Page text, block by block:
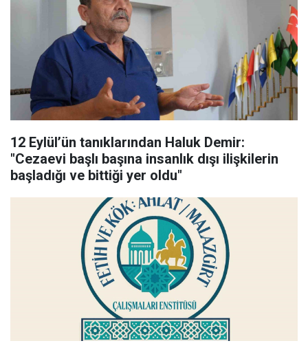
12 Eylül’ün tanıklarından Haluk Demir:
"Cezaevi başlı başına insanlık dışı ilişkilerin
başladığı ve bittiği yer oldu"